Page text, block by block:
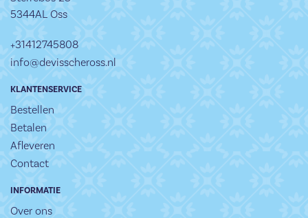
5344AL Oss
+31412745808
info@devisscheross.nl
KLANTENSERVICE
Bestellen
Betalen
Afleveren
Contact
INFORMATIE
Over ons